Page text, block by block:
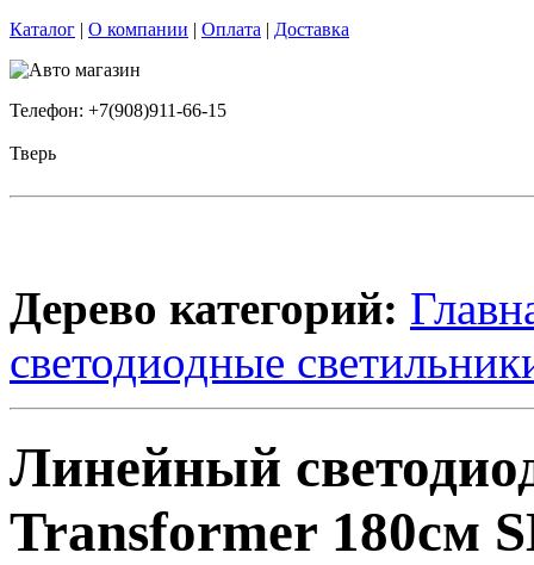
Каталог | О компании | Оплата | Доставка
Телефон: +7(908)911-66-15
Тверь
Дерево категорий:
светодиодные
Линейный
Transformer 180см